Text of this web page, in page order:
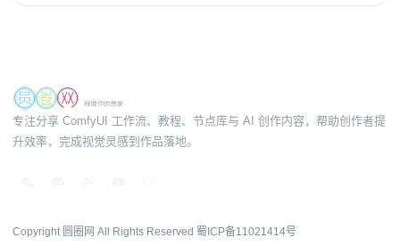
专注分享 ComfyUI 工作流、教程、节点库与 AI 创作内容，帮助创作者提
升效率，完成视觉灵感到作品落地。
Copyright 圆圈网 All Rights Reserved 蜀ICP备11021414号